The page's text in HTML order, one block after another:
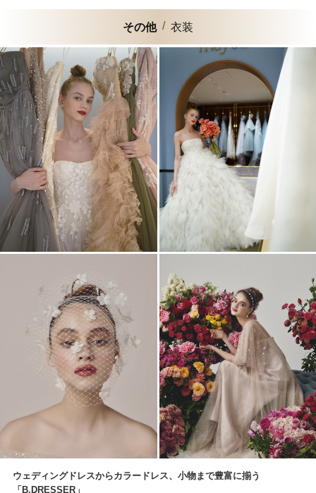
その他 衣装
ウェディングドレスからカラードレス、小物まで豊富に揃う
「B.DRESSER」